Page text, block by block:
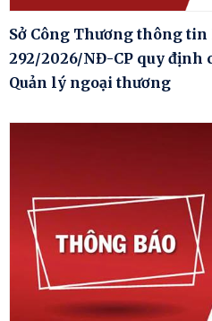
Sở Công Thương thông
292/2026/NĐ-CP quy
Quản lý ngoại thương